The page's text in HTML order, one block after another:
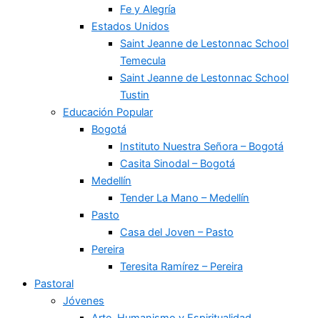
Fe y Alegría
Estados Unidos
Saint Jeanne de Lestonnac School
Temecula
Saint Jeanne de Lestonnac School
Tustin
Educación Popular
Bogotá
Instituto Nuestra Señora – Bogotá
Casita Sinodal – Bogotá
Medellín
Tender La Mano – Medellín
Pasto
Casa del Joven – Pasto
Pereira
Teresita Ramírez – Pereira
Pastoral
Jóvenes